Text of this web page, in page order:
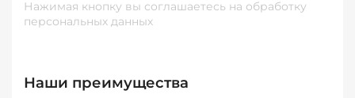
Нажимая кнопку вы соглашаетесь на обработку
персональных данных
Наши преимущества